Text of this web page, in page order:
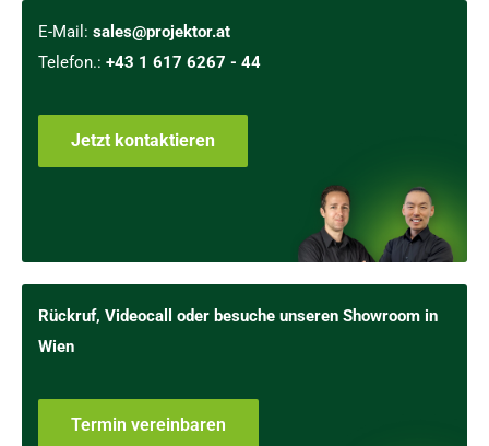
E-Mail: sales@projektor.at
Telefon.: +43 1 617 6267 - 44
Jetzt kontaktieren
Rückruf, Videocall oder besuche unseren Showroom in
Wien
Termin vereinbaren